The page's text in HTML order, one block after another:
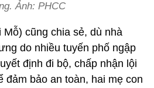
Ảnh: PHCC
cũng chia sẻ, dù nhà
do nhiều tuyến phố ngập
định đi bộ, chấp nhận lội
đảm bảo an toàn, hai mẹ con